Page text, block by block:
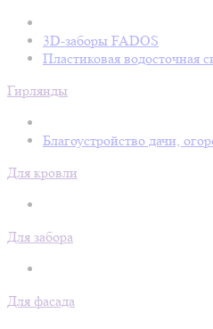
3D-заборы FADOS
Пластиковая водосточная
Гирлянды
Благоустройство дачи,
Для кровли
Для забора
Для фасада